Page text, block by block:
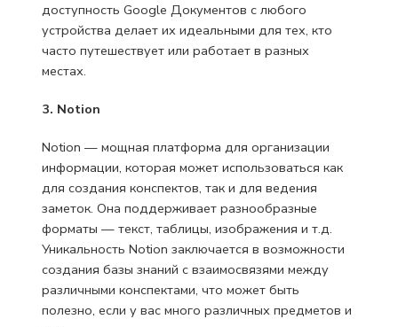
доступность Google Документов с любого
устройства делает их идеальными для тех, кто
часто путешествует или работает в разных
местах.
3. Notion
Notion — мощная платформа для организации
информации, которая может использоваться как
для создания конспектов, так и для ведения
заметок. Она поддерживает разнообразные
форматы — текст, таблицы, изображения и т.д.
Уникальность Notion заключается в возможности
создания базы знаний с взаимосвязями между
различными конспектами, что может быть
полезно, если у вас много различных предметов и